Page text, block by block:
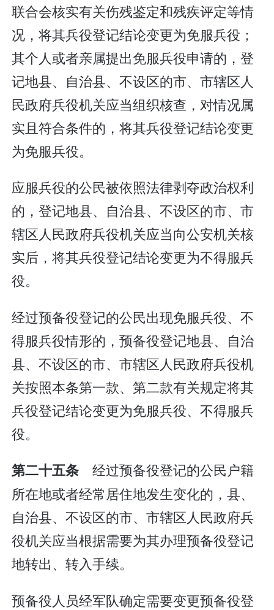
联合会核实有关伤残鉴定和残疾评定等情
况，将其兵役登记结论变更为免服兵役；
其个人或者亲属提出免服兵役申请的，登
记地县、自治县、不设区的市、市辖区人
民政府兵役机关应当组织核查，对情况属
实且符合条件的，将其兵役登记结论变更
为免服兵役。
应服兵役的公民被依照法律剥夺政治权利
的，登记地县、自治县、不设区的市、市
辖区人民政府兵役机关应当向公安机关核
实后，将其兵役登记结论变更为不得服兵
役。
经过预备役登记的公民出现免服兵役、不
得服兵役情形的，预备役登记地县、自治
县、不设区的市、市辖区人民政府兵役机
关按照本条第一款、第二款有关规定将其
兵役登记结论变更为免服兵役、不得服兵
役。
第二十五条经过预备役登记的公民户籍
所在地或者经常居住地发生变化的，县、
自治县、不设区的市、市辖区人民政府兵
役机关应当根据需要为其办理预备役登记
地转出、转入手续。
预备役人员经军队确定需要变更预备役登